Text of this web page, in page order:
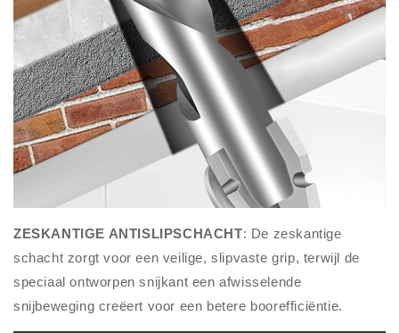
ZESKANTIGE ANTISLIPSCHACHT: De zeskantige
schacht zorgt voor een veilige, slipvaste grip, terwijl de
speciaal ontworpen snijkant een afwisselende
snijbeweging creëert voor een betere boorefficiëntie.